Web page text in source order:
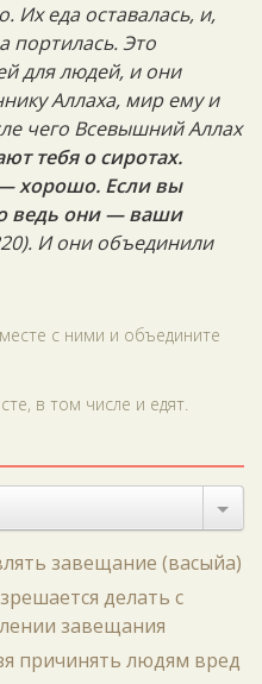
Их еда оставалась, и,
портилась. Это
для людей, и они
Аллаха, мир ему и
чего Всевышний Аллах
тебя о сиротах.
хорошо. Если вы
ведь они — ваши
И они объединили
с ними и объедините
в том числе и едят.
завещание (васыйа)
делать с
завещания
причинять людям вред